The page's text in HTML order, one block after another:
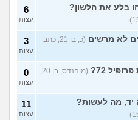
4
עצות
3
עצות
6
עצות
במדור
בלע את הלשון? 6
עצות
לא מרשים
(כ, בן 21, כתב
3
עצות
72?
0
עצות
יד, מה לעשות? 11
עצות